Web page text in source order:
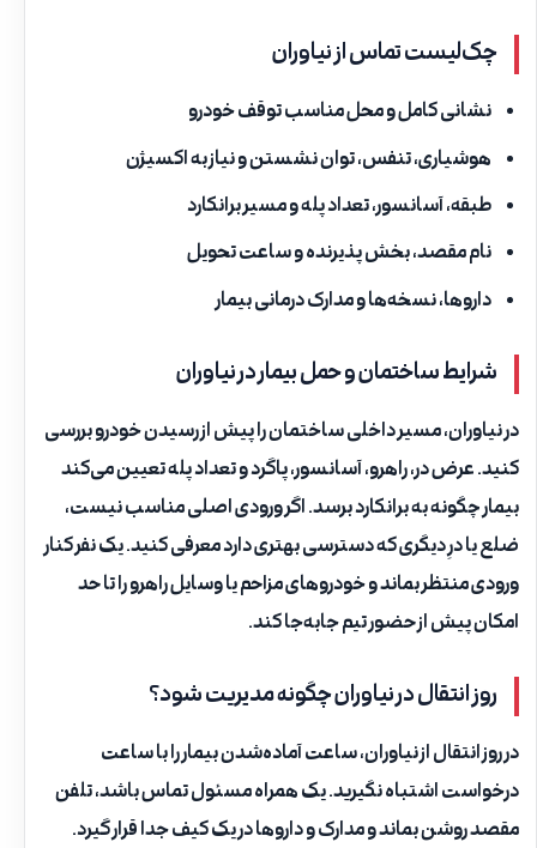
چک‌لیست تماس از نیاوران
نشانی کامل و محل مناسب توقف خودرو
هوشیاری، تنفس، توان نشستن و نیاز به اکسیژن
طبقه، آسانسور، تعداد پله و مسیر برانکارد
نام مقصد، بخش پذیرنده و ساعت تحویل
داروها، نسخه‌ها و مدارک درمانی بیمار
شرایط ساختمان و حمل بیمار در نیاوران
در نیاوران، مسیر داخلی ساختمان را پیش از رسیدن خودرو بررسی
کنید. عرض در، راهرو، آسانسور، پاگرد و تعداد پله تعیین می‌کند
بیمار چگونه به برانکارد برسد. اگر ورودی اصلی مناسب نیست،
ضلع یا درِ دیگری که دسترسی بهتری دارد معرفی کنید. یک نفر کنار
ورودی منتظر بماند و خودروهای مزاحم یا وسایل راهرو را تا حد
امکان پیش از حضور تیم جابه‌جا کند.
روز انتقال در نیاوران چگونه مدیریت شود؟
در روز انتقال از نیاوران، ساعت آماده‌شدن بیمار را با ساعت
درخواست اشتباه نگیرید. یک همراه مسئول تماس باشد، تلفن
مقصد روشن بماند و مدارک و داروها در یک کیف جدا قرار گیرد.